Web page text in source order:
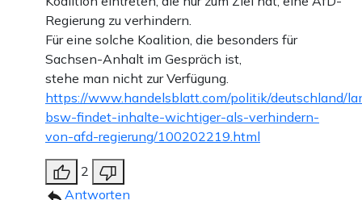
Regierung zu verhindern.
Für eine solche Koalition, die besonders für
Sachsen-Anhalt im Gespräch ist,
stehe man nicht zur Verfügung.
https://www.handelsblatt.com/politik/deutschland/
bsw-findet-inhalte-wichtiger-als-verhindern-
von-afd-regierung/100202219.html
2
Antworten